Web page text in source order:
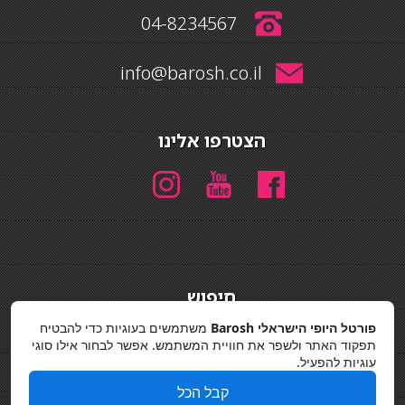
04-8234567
info@barosh.co.il
הצטרפו אלינו
חיפוש
מדיניות פרטיות
פורטל היופי הישראלי Barosh
משתמשים בעוגיות כדי להבטיח
תפקוד האתר ולשפר את חוויית המשתמש. אפשר לבחור אילו סוגי
עוגיות להפעיל.
קבל הכל